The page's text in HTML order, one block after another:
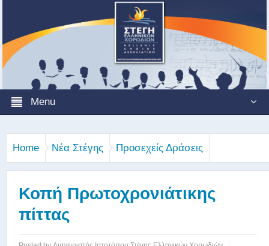
Menu
Home Νέα Στέγης Προσεχείς Δράσεις
Κοπή Πρωτοχρονιάτικης
πίττας